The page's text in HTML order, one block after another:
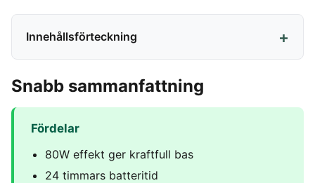
Innehållsförteckning
Snabb sammanfattning
Fördelar
80W effekt ger kraftfull bas
24 timmars batteritid